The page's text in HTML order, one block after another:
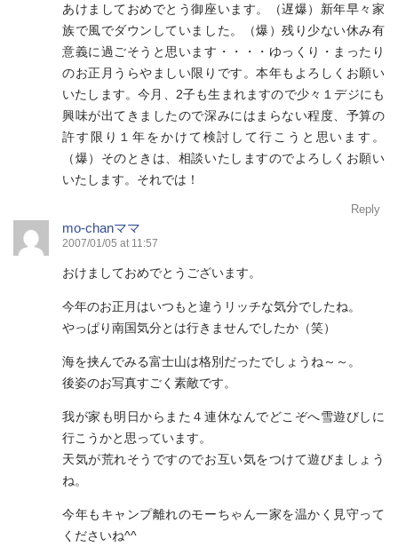
あけましておめでとう御座います。（遅爆）新年早々家
族で風でダウンしていました。（爆）残り少ない休み有
意義に過ごそうと思います・・・・ゆっくり・まったり
のお正月うらやましい限りです。本年もよろしくお願い
いたします。今月、2子も生まれますので少々１デジにも
興味が出てきましたので深みにはまらない程度、予算の
許す限り１年をかけて検討して行こうと思います。
（爆）そのときは、相談いたしますのでよろしくお願い
いたします。それでは！
Reply
mo-chanママ
2007/01/05 at 11:57
おけましておめでとうございます。
今年のお正月はいつもと違うリッチな気分でしたね。
やっぱり南国気分とは行きませんでしたか（笑）
海を挟んでみる富士山は格別だったでしょうね～～。
後姿のお写真すごく素敵です。
我が家も明日からまた４連休なんでどこぞへ雪遊びしに
行こうかと思っています。
天気が荒れそうですのでお互い気をつけて遊びましょう
ね。
今年もキャンプ離れのモーちゃん一家を温かく見守って
くださいね^^